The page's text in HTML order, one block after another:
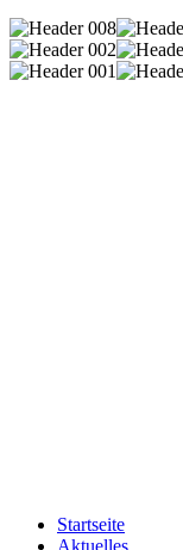
Startseite
Aktuelles